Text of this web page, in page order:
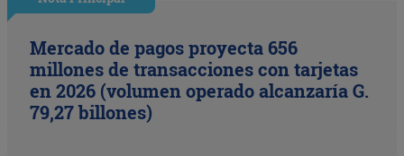
Mercado de pagos proyecta 656
millones de transacciones con tarjetas
en 2026 (volumen operado alcanzaría G.
79,27 billones)